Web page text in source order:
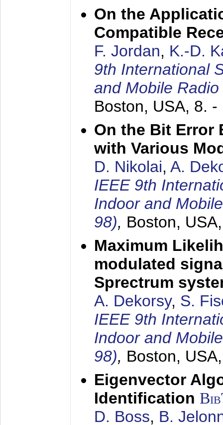
On the
Compatible
F. Jordan, K.-D.
9th International
and Mobile
Boston, USA, 8. -
On the Bit Error
with Various
D. Nikolai, A.
IEEE 9th
Indoor and
98), Boston,
Maximum
modulated
Sprectrum
A. Dekorsy, S.
IEEE 9th
Indoor and
98), Boston,
Eigenvector
Identification
D. Boss, B.